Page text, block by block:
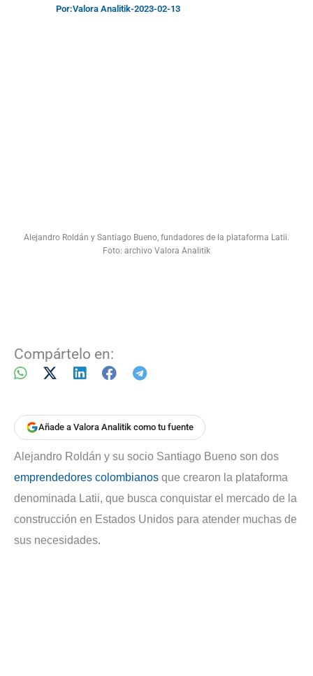
Por:Valora Analitik-2023-02-13
Alejandro Roldán y Santiago Bueno, fundadores de la plataforma Latii.
Foto: archivo Valora Analitik
Compártelo en:
Añade a Valora Analitik como tu fuente
Alejandro Roldán y su socio Santiago Bueno son dos
emprendedores colombianos que crearon la plataforma
denominada Latii, que busca conquistar el mercado de la
construcción en Estados Unidos para atender muchas de
sus necesidades.